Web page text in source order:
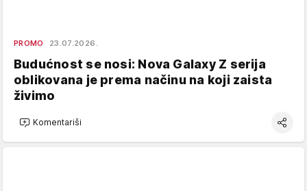
PROMO 23.07.2026.
Budućnost se nosi: Nova Galaxy Z serija
oblikovana je prema načinu na koji zaista
živimo
Komentariši